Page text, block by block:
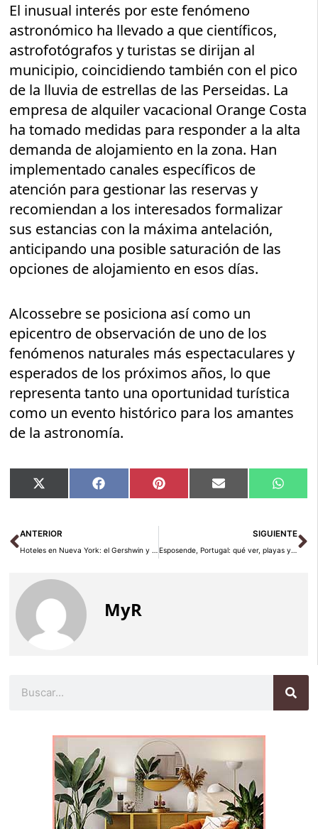
El inusual interés por este fenómeno
astronómico ha llevado a que científicos,
astrofotógrafos y turistas se dirijan al
municipio, coincidiendo también con el pico
de la lluvia de estrellas de las Perseidas. La
empresa de alquiler vacacional Orange Costa
ha tomado medidas para responder a la alta
demanda de alojamiento en la zona. Han
implementado canales específicos de
atención para gestionar las reservas y
recomiendan a los interesados formalizar
sus estancias con la máxima antelación,
anticipando una posible saturación de las
opciones de alojamiento en esos días.
Alcossebre se posiciona así como un
epicentro de observación de uno de los
fenómenos naturales más espectaculares y
esperados de los próximos años, lo que
representa tanto una oportunidad turística
como un evento histórico para los amantes
de la astronomía.
Compartir
en
X
(Twitter)
Compartir
en
Facebook Compartir
en
Pinterest Compartir
en
Email
en
Ant
ANTERIOR
Hoteles en Nueva York: el Gershwin y el Gramercy Park
SIGUIENTE
Esposende, Portugal: qué ver, playas y gastronomía atlántica
MyR